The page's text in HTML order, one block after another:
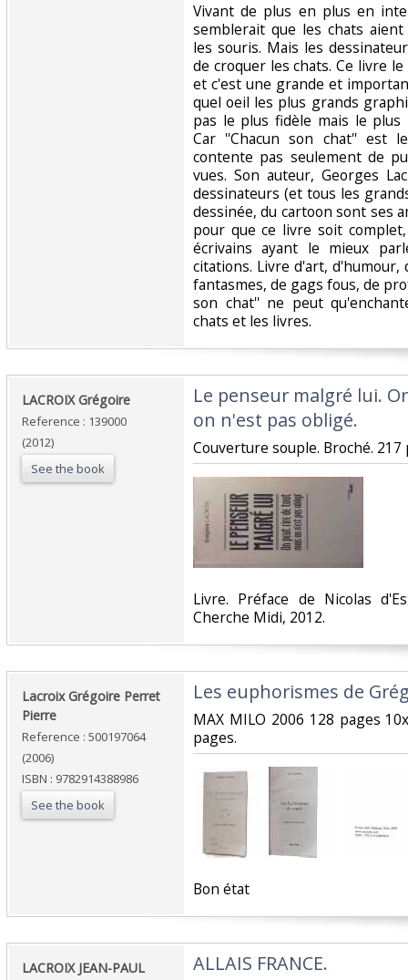
‎Vivant de plus en plus en
semblerait que les chats
les souris. Mais les
de croquer les chats. Ce livre
et c'est une grande et
quel oeil les plus grands
pas le plus fidèle mais le plus
Car ''Chacun son chat'' est
contente pas seulement de
vues. Son auteur, Georges
dessinateurs (et tous les
dessinée, du cartoon sont ses
pour que ce livre soit
écrivains ayant le mieux
citations. Livre d'art, d'humour,
fantasmes, de gags fous, de
son chat'' ne peut
chats et les livres. ‎
‎LACROIX Grégoire ‎
Reference : 139000
(2012)
See the book
‎Le penseur malgré lui.
on n'est pas obligé.‎
‎Couverture souple. Broché. 217
‎Livre. Préface de Nicolas
Cherche Midi, 2012.‎
‎Lacroix Grégoire Perret
Pierre‎
Reference : 500197064
(2006)
ISBN : 9782914388986
See the book
‎Les euphorismes de
‎MAX MILO 2006 128 pages
pages.‎
‎Bon état‎
‎LACROIX JEAN-PAUL‎ ‎ALLAIS FRANCE.‎